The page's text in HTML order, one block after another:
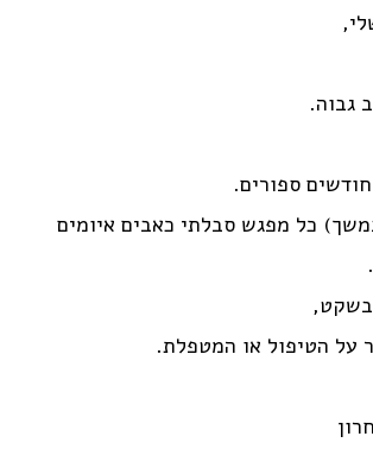
גבוה.
ספורים.
כל מפגש סבלתי כאבים איומים
בשקט,
על הטיפול או המטפלת.